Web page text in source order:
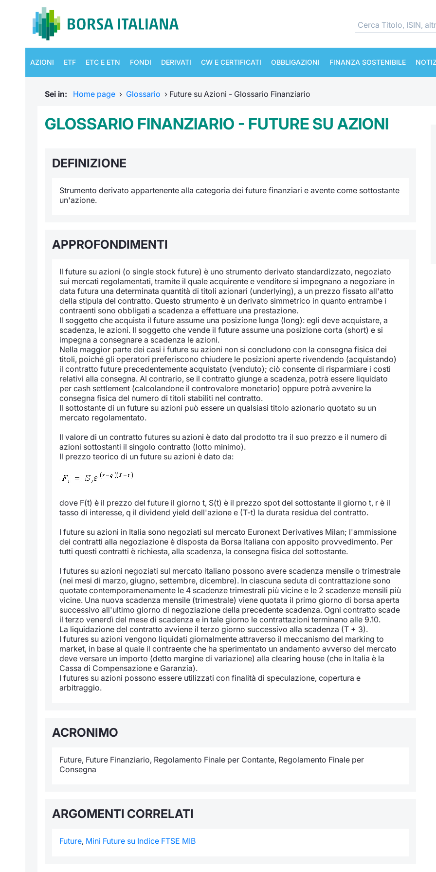
AZIONI ETF ETC E ETN FONDI DERIVATI CW E CERTIFICATI OBBLIGAZIONI FINANZA SOSTENIBILE
Sei in: Home page › Glossario › Future su Azioni - Glossario Finanziario
GLOSSARIO FINANZIARIO - FUTURE SU AZIONI
DEFINIZIONE
Strumento derivato appartenente alla categoria dei future finanziari e avente come sottostante
un'azione.
APPROFONDIMENTI
Il future su azioni (o single stock future) è uno strumento derivato standardizzato, negoziato
sui mercati regolamentati, tramite il quale acquirente e venditore si impegnano a negoziare in
data futura una determinata quantità di titoli azionari (underlying), a un prezzo fissato all'atto
della stipula del contratto. Questo strumento è un derivato simmetrico in quanto entrambe i
contraenti sono obbligati a scadenza a effettuare una prestazione.
Il soggetto che acquista il future assume una posizione lunga (long): egli deve acquistare, a
scadenza, le azioni. Il soggetto che vende il future assume una posizione corta (short) e si
impegna a consegnare a scadenza le azioni.
Nella maggior parte dei casi i future su azioni non si concludono con la consegna fisica dei
titoli, poiché gli operatori preferiscono chiudere le posizioni aperte rivendendo (acquistando)
il contratto future precedentemente acquistato (venduto); ciò consente di risparmiare i costi
relativi alla consegna. Al contrario, se il contratto giunge a scadenza, potrà essere liquidato
per cash settlement (calcolandone il controvalore monetario) oppure potrà avvenire la
consegna fisica del numero di titoli stabiliti nel contratto.
Il sottostante di un future su azioni può essere un qualsiasi titolo azionario quotato su un
mercato regolamentato.
Il valore di un contratto futures su azioni è dato dal prodotto tra il suo prezzo e il numero di
azioni sottostanti il singolo contratto (lotto minimo).
Il prezzo teorico di un future su azioni è dato da:
dove F(t) è il prezzo del future il giorno t, S(t) è il prezzo spot del sottostante il giorno t, r è il
tasso di interesse, q il dividend yield dell'azione e (T-t) la durata residua del contratto.
I future su azioni in Italia sono negoziati sul mercato Euronext Derivatives Milan; l'ammissione
dei contratti alla negoziazione è disposta da Borsa Italiana con apposito provvedimento. Per
tutti questi contratti è richiesta, alla scadenza, la consegna fisica del sottostante.
I futures su azioni negoziati sul mercato italiano possono avere scadenza mensile o trimestrale
(nei mesi di marzo, giugno, settembre, dicembre). In ciascuna seduta di contrattazione sono
quotate contemporamenamente le 4 scadenze trimestrali più vicine e le 2 scadenze mensili più
vicine. Una nuova scadenza mensile (trimestrale) viene quotata il primo giorno di borsa aperta
successivo all'ultimo giorno di negoziazione della precedente scadenza. Ogni contratto scade
il terzo venerdì del mese di scadenza e in tale giorno le contrattazioni terminano alle 9.10.
La liquidazione del contratto avviene il terzo giorno successivo alla scadenza (T + 3).
I futures su azioni vengono liquidati giornalmente attraverso il meccanismo del marking to
market, in base al quale il contraente che ha sperimentato un andamento avverso del mercato
deve versare un importo (detto margine di variazione) alla clearing house (che in Italia è la
Cassa di Compensazione e Garanzia).
I futures su azioni possono essere utilizzati con finalità di speculazione, copertura e
arbitraggio.
ACRONIMO
Future, Future Finanziario, Regolamento Finale per Contante, Regolamento Finale per
Consegna
ARGOMENTI CORRELATI
Future, Mini Future su Indice FTSE MIB